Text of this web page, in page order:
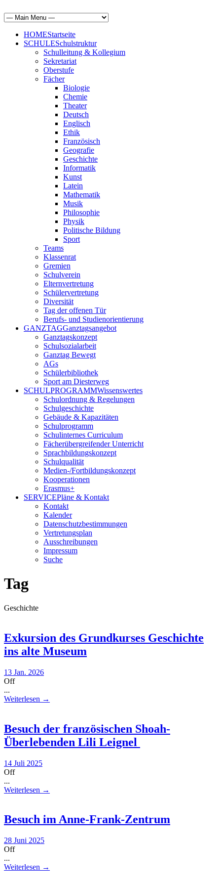
HOMEStartseite
SCHULESchulstruktur
Schulleitung & Kollegium
Sekretariat
Oberstufe
Fächer
Biologie
Chemie
Theater
Deutsch
Englisch
Ethik
Französisch
Geografie
Geschichte
Informatik
Kunst
Latein
Mathematik
Musik
Philosophie
Physik
Politische Bildung
Sport
Teams
Klassenrat
Gremien
Schulverein
Elternvertretung
Schülervertretung
Diversität
Tag der offenen Tür
Berufs- und Studienorientierung
GANZTAGGanztagsangebot
Ganztagskonzept
Schulsozialarbeit
Ganztag Bewegt
AGs
Schülerbibliothek
Sport am Diesterweg
SCHULPROGRAMMWissenswertes
Schulordnung & Regelungen
Schulgeschichte
Gebäude & Kapazitäten
Schulprogramm
Schulinternes Curriculum
Fächerübergreifender Unterricht
Sprachbildungskonzept
Schulqualität
Medien-/Fortbildungskonzept
Kooperationen
Erasmus+
SERVICEPläne & Kontakt
Kontakt
Kalender
Datenschutzbestimmungen
Vertretungsplan
Ausschreibungen
Impressum
Suche
Tag
Geschichte
Exkursion des Grundkurses Geschichte
ins alte Museum
13 Jan. 2026
Off
...
Weiterlesen →
Besuch der französischen Shoah-
Überlebenden Lili Leignel
14 Juli 2025
Off
...
Weiterlesen →
Besuch im Anne-Frank-Zentrum
28 Juni 2025
Off
...
Weiterlesen →